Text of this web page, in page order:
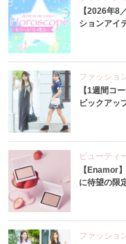
【2026年8
ションアイ
ファッショ
【1週間コ
ピックアッ
ビューティ
【Enamor
に待望の限
ファッショ